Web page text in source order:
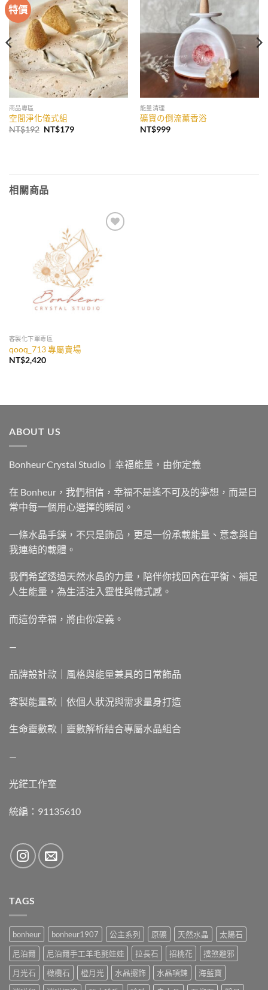
特價
加入
收藏
商品專區
空間淨化儀式組
NT$192 原
NT$179目
收藏
能量清理
礦寶の倒流薰香浴
NT$999
相關商品
客製化下單專區
qooq_713 專屬賣場
NT$2,420
ABOUT US
Bonheur Crystal Studio｜幸福能量，由你定義
在 Bonheur，我們相信，幸福不是遙不可及的夢想，而是日
常中每一個用心選擇的瞬間。
一條水晶手鍊，不只是飾品，更是一份承載能量、意念與自
我連結的載體。
我們希望透過天然水晶的力量，陪伴你找回內在平衡、補足
人生能量，為生活注入靈性與儀式感。
而這份幸福，將由你定義。
—
品牌設計款｜風格與能量兼具的日常飾品
客製能量款｜依個人狀況與需求量身打造
生命靈數款｜靈數解析結合專屬水晶組合
—
光鋩工作室
統編：91135610
TAGS
bonheur bonheur1907 公主系列 原礦 天然水晶
太陽石
尼泊爾
尼泊爾手工羊毛氈娃娃 拉長石 招桃花
擋煞避邪
月光石
橄欖石 橙月光 水晶擺飾 水晶項鍊
海藍寶